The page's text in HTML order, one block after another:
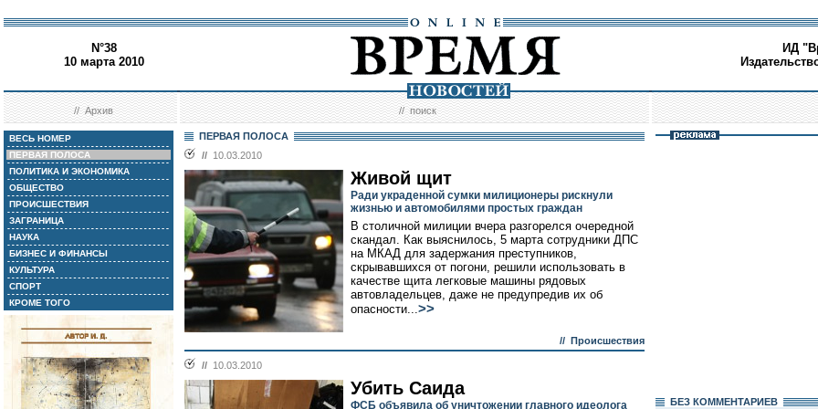
N°38
10 марта 2010
ИД
//Архив //поиск
ВЕСЬ НОМЕР
ПЕРВАЯ ПОЛОСА
ПОЛИТИКА И ЭКОНОМИКА
ОБЩЕСТВО
ПРОИСШЕСТВИЯ
ЗАГРАНИЦА
НАУКА
БИЗНЕС И ФИНАНСЫ
КУЛЬТУРА
СПОРТ
КРОМЕ ТОГО
ПЕРВАЯ ПОЛОСА
// 10.03.2010
Живой щит
Ради украденной сумки милиционеры рискнули
жизнью и автомобилями простых граждан
В столичной милиции вчера разгорелся очередной
скандал. Как выяснилось, 5 марта сотрудники ДПС
на МКАД для задержания преступников,
скрывавшихся от погони, решили использовать в
качестве щита легковые машины рядовых
автовладельцев, даже не предупредив их об
опасности...>>
// Происшествия
// 10.03.2010
Убить Саида
ФСБ объявила об уничтожении главного идеолога
БЕЗ КОМMЕНТАРИЕВ